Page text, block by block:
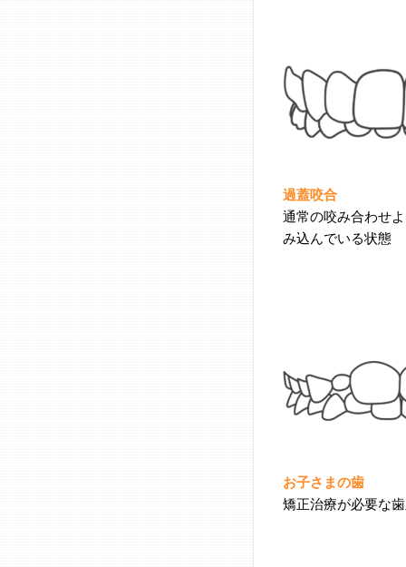
過蓋咬合
通常の咬み合わせ
み込んでいる状態
お子さまの歯
矯正治療が必要な